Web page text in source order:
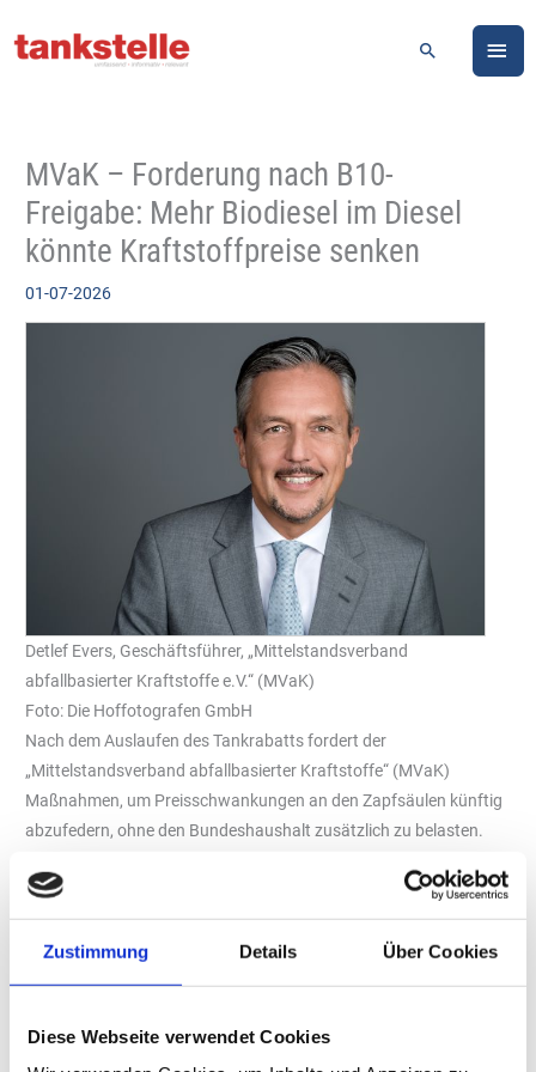
Zustimmung Details Über Cookies
Diese Webseite verwendet Cookies
Inhalt
Suchen
MVaK – Forderung nach B10-
Freigabe: Mehr Biodiesel im Diesel
könnte Kraftstoffpreise senken
01-07-2026
Detlef Evers, Geschäftsführer, „Mittelstandsverband
abfallbasierter Kraftstoffe e.V.“ (MVaK)
Foto: Die Hoffotografen GmbH
Nach dem Auslaufen des Tankrabatts fordert der
„Mittelstandsverband abfallbasierter Kraftstoffe“ (MVaK)
Maßnahmen, um Preisschwankungen an den Zapfsäulen künftig
abzufedern, ohne den Bundeshaushalt zusätzlich zu belasten.
B10-Diesel an Tankstellen einen wichtigen Beitrag leisten.
von bis zu zehn Prozent. Nach Angaben des MVaK könnte ein
höherer Biodieselanteil preisdämpfend wirken und gleichzeitig die
fördern sowie den Klimaschutz unterstützen.